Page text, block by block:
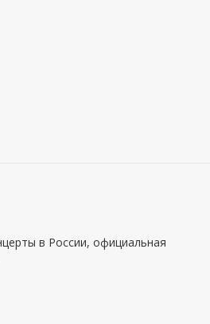
в России, официальная